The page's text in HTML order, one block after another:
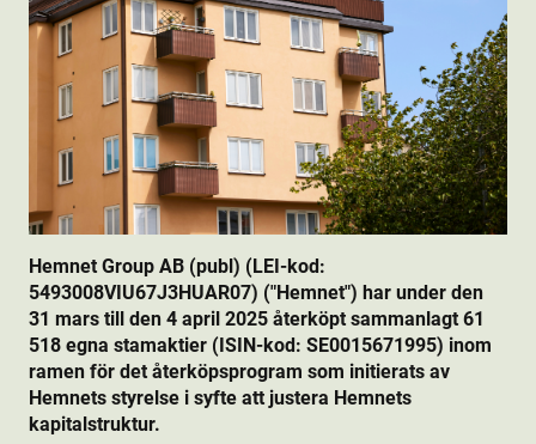
Hemnet Group AB (publ) (LEI-kod:
5493008VIU67J3HUAR07) ("Hemnet") har under den
31 mars till den 4 april 2025 återköpt sammanlagt 61
518 egna stamaktie­r (ISIN-kod: SE0015671995) inom
ramen för det återköpsprogram som initierats av
Hemnets styrelse i syfte att justera Hemnets
kapitalstruktur.